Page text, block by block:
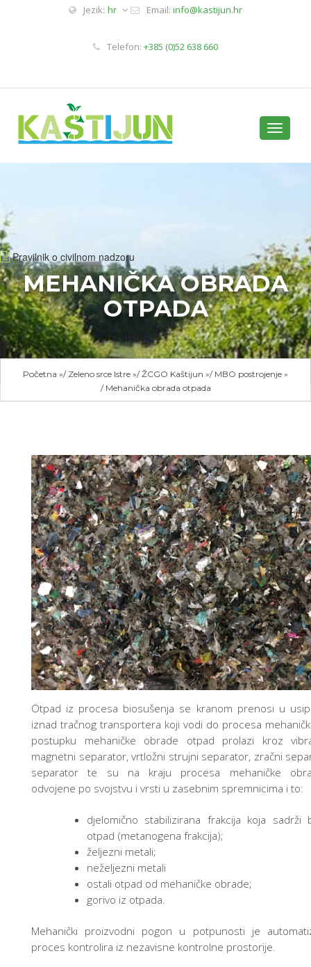
Jezik: hr Email: info@kastijun.hr
Telefon: +385 (0)52 638 660
Toggle
Pravilnik o civilnom nadzoru
MEHANIČKA OBRADA
OTPADA
Početna » Zeleno srce Istre » ŽCGO Kaštijun » MBO postrojenje »
Mehanička obrada otpada
Otpad iz procesa biosušenja se kranom prenosi u
iznad tračnog transportera koji vodi do procesa
postupku mehaničke obrade otpad prolazi kroz
magnetni separator, vrtložni strujni separator, zračni
separator te su na kraju procesa mehaničke
odvojene po svojstvu i vrsti u zasebnim spremnicima i to:
djelomično stabilizirana frakcija koja sadrži
otpad (metanogena frakcija);
željezni metali;
neželjezni metali
ostali otpad od mehaničke obrade;
gorivo iz otpada.
Mehanički proizvodni pogon u potpunosti je
proces kontrolira iz nezavisne kontrolne prostorije.